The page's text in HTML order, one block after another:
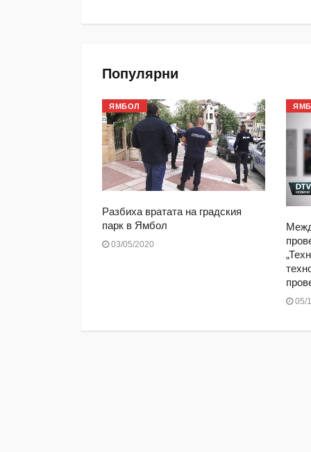
Популярни
ЯМБОЛ
Разбиха вратата на градския
парк в Ямбол
03/05/2020
05/